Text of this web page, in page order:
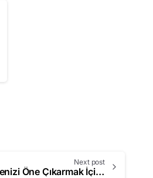
Next post
Sitenizi Öne Çıkarmak İçin SEO Hizmeti